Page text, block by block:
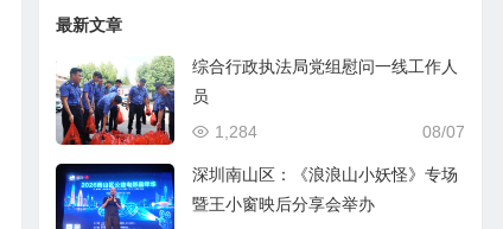
最新文章
综合行政执法局党组慰问一线工作人
员
08/07
1,284
深圳南山区：《浪浪山小妖怪》专场
暨王小窗映后分享会举办